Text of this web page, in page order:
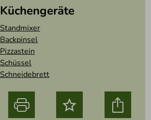
Küchengeräte
Standmixer
Backpinsel
Pizzastein
Schüssel
Schneidebrett
o